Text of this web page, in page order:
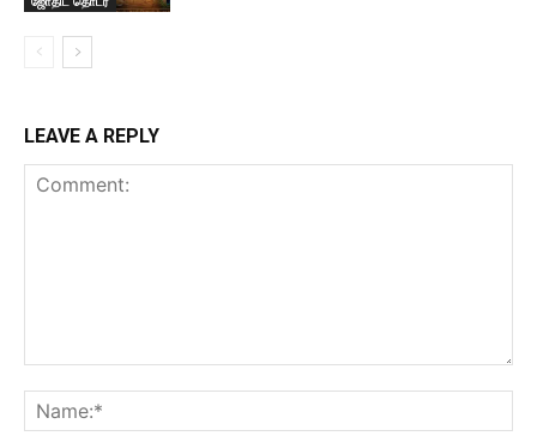
LEAVE A REPLY